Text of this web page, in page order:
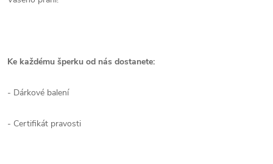
Ke každému šperku od nás dostanete:
- Dárkové balení
- Certifikát pravosti